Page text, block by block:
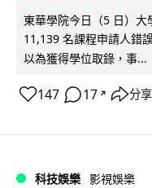
東華學院今日（5 日）
11,139 名課程申請人錯
以為獲得學位取錄，事...
147 17 ↗ 分享
科技娛樂 影視娛樂